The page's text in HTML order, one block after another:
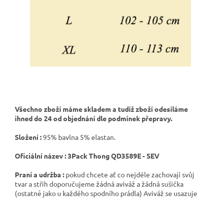
Všechno zboží máme skladem a tudíž zboží odesíláme
ihned do 24 od objednání dle podmínek přepravy.
Složení :95% bavlna 5% elastan.
Oficiální název : 3Pack Thong QD3589E - SEV
Praní a udržba : pokud chcete ať co nejdéle zachovají svůj
tvar a střih doporučujeme žádná aviváž a žádná sušička
(ostatně jako u každého spodního prádla) Aviváž se usazuje